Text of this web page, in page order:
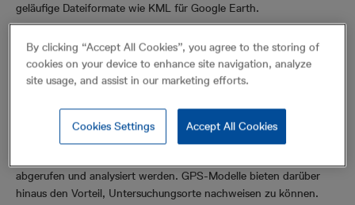
geläufige Dateiformate wie KML für Google Earth.
und Nachweis der Arbeitsleistung erfolgen bei einigen Modellen
über die automatische Datenaufzeichnung. Jede Sekunde werden
Hauptortungsparameter auf der internen Festplatte der Einheit
gespeichert.
Über einen Zeitraum von bis zu einem Jahr gespeicherte Daten
können über die praktische, zuverlässige USB-Verbindung und den
abgerufen und analysiert werden. GPS-Modelle bieten darüber
hinaus den Vorteil, Untersuchungsorte nachweisen zu können.
By clicking “Accept All Cookies”, you agree to the storing of
cookies on your device to enhance site navigation, analyze
site usage, and assist in our marketing efforts.
Accept All Cookies
Cookies Settings